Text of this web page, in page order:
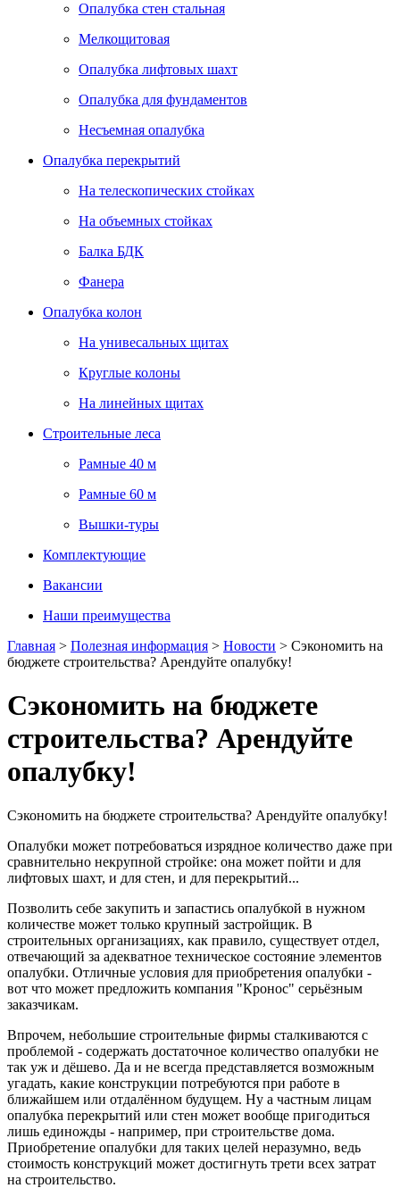
Опалубка стен стальная
Мелкощитовая
Опалубка лифтовых шахт
Опалубка для фундаментов
Несъемная опалубка
Опалубка перекрытий
На телескопических стойках
На объемных стойках
Балка БДК
Фанера
Опалубка колон
На унивесальных щитах
Круглые колоны
На линейных щитах
Строительные леса
Рамные 40 м
Рамные 60 м
Вышки-туры
Комплектующие
Вакансии
Наши преимущества
Главная > Полезная информация > Новости > Сэкономить на
бюджете строительства? Арендуйте опалубку!
Сэкономить на бюджете
строительства? Арендуйте
опалубку!
Сэкономить на бюджете строительства? Арендуйте опалубку!
Опалубки может потребоваться изрядное количество даже при
сравнительно некрупной стройке: она может пойти и для
лифтовых шахт, и для стен, и для перекрытий...
Позволить себе закупить и запастись опалубкой в нужном
количестве может только крупный застройщик. В
строительных организациях, как правило, существует отдел,
отвечающий за адекватное техническое состояние элементов
опалубки. Отличные условия для приобретения опалубки -
вот что может предложить компания "Кронос" серьёзным
заказчикам.
Впрочем, небольшие строительные фирмы сталкиваются с
проблемой - содержать достаточное количество опалубки не
так уж и дёшево. Да и не всегда представляется возможным
угадать, какие конструкции потребуются при работе в
ближайшем или отдалённом будущем. Ну а частным лицам
опалубка перекрытий или стен может вообще пригодиться
лишь единожды - например, при строительстве дома.
Приобретение опалубки для таких целей неразумно, ведь
стоимость конструкций может достигнуть трети всех затрат
на строительство.